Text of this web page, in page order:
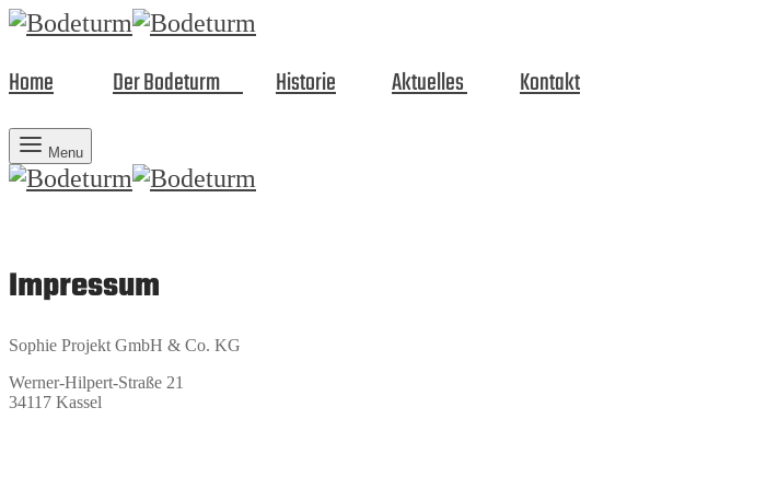
Home Der Bodeturm Historie Aktuelles Kontakt
Menu
Impressum
Sophie Projekt GmbH & Co. KG
Werner-Hilpert-Straße 21
34117 Kassel